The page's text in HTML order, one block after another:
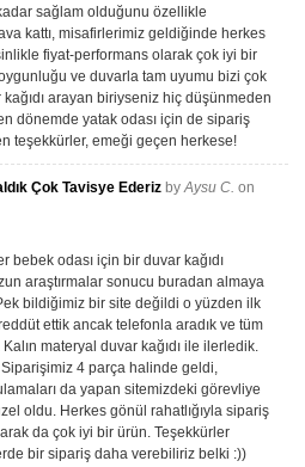
sağlam olduğunu özellikle
kattı, misafirlerimiz geldiğinde herkes
fiyat-performans olarak çok iyi bir
ve duvarla tam uyumu bizi çok
arayan biriyseniz hiç düşünmeden
dönemde yatak odası için de sipariş
teşekkürler, emeği geçen herkese!
Çok Tavisye Ederiz byAysu C. on
bebek odası için bir duvar kağıdı
araştırmalar sonucu buradan almaya
bildiğimiz bir site değildi o yüzden ilk
ettik ancak telefonla aradık ve tüm
materyal duvar kağıdı ile ilerledik.
4 parça halinde geldi,
da yapan sitemizdeki görevliye
oldu. Herkes gönül rahatlığıyla sipariş
da çok iyi bir ürün. Teşekkürler
bir sipariş daha verebiliriz belki :))